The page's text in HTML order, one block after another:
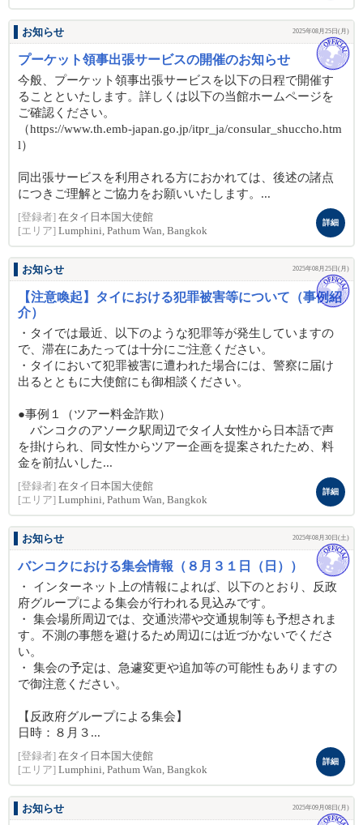
お知らせ 2025年08月25日(月)
プーケット領事出張サービスの開催のお知らせ
今般、プーケット領事出張サービスを以下の日程で開催す
ることといたします。詳しくは以下の当館ホームページを
ご確認ください。
（https://www.th.emb-japan.go.jp/itpr_ja/consular_shuccho.htm
l）
同出張サービスを利用される方におかれては、後述の諸点
につきご理解とご協力をお願いいたします。...
[登録者] 在タイ日本国大使館
[エリア] Lumphini, Pathum Wan, Bangkok
詳細
お知らせ 2025年08月25日(月)
【注意喚起】タイにおける犯罪被害等について（事例紹
介）
・タイでは最近、以下のような犯罪等が発生していますの
で、滞在にあたっては十分にご注意ください。
・タイにおいて犯罪被害に遭われた場合には、警察に届け
出るとともに大使館にも御相談ください。
●事例１（ツアー料金詐欺）
バンコクのアソーク駅周辺でタイ人女性から日本語で声
を掛けられ、同女性からツアー企画を提案されたため、料
金を前払いした...
[登録者] 在タイ日本国大使館
[エリア] Lumphini, Pathum Wan, Bangkok
詳細
お知らせ 2025年08月30日(土)
バンコクにおける集会情報（８月３１日（日））
・ インターネット上の情報によれば、以下のとおり、反政
府グループによる集会が行われる見込みです。
・ 集会場所周辺では、交通渋滞や交通規制等も予想されま
す。不測の事態を避けるため周辺には近づかないでくださ
い。
・ 集会の予定は、急遽変更や追加等の可能性もありますの
で御注意ください。
【反政府グループによる集会】
日時：８月３...
[登録者] 在タイ日本国大使館
[エリア] Lumphini, Pathum Wan, Bangkok
詳細
お知らせ 2025年09月08日(月)